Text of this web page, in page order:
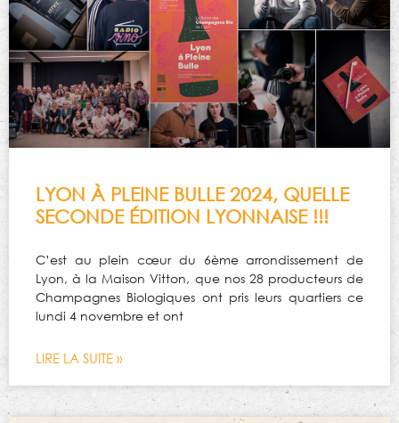
LYON À PLEINE BULLE 2024, QUELLE
SECONDE ÉDITION LYONNAISE !!!
C’est au plein cœur du 6ème arrondissement de
Lyon, à la Maison Vitton, que nos 28 producteurs de
Champagnes Biologiques ont pris leurs quartiers ce
lundi 4 novembre et ont
LIRE LA SUITE »